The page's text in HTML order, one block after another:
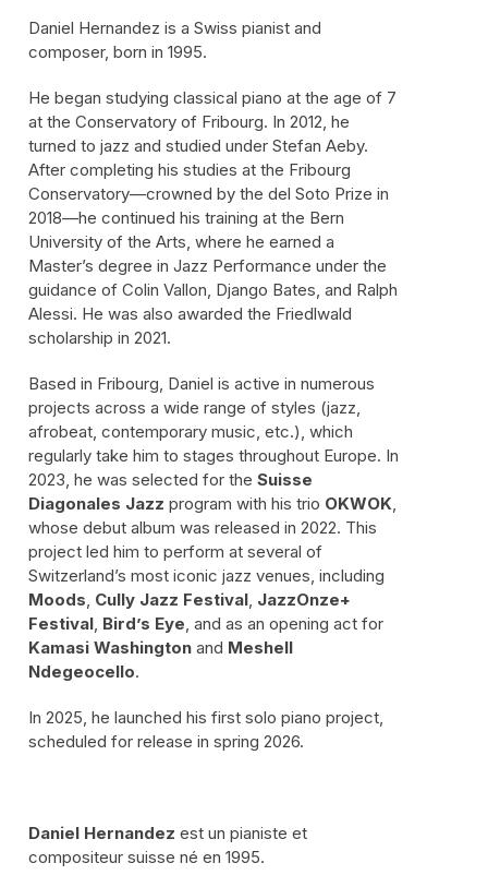
Daniel Hernandez is a Swiss pianist and
composer, born in 1995.
He began studying classical piano at the age of 7
at the Conservatory of Fribourg. In 2012, he
turned to jazz and studied under Stefan Aeby.
After completing his studies at the Fribourg
Conservatory—crowned by the del Soto Prize in
2018—he continued his training at the Bern
University of the Arts, where he earned a
Master’s degree in Jazz Performance under the
guidance of Colin Vallon, Django Bates, and Ralph
Alessi. He was also awarded the Friedlwald
scholarship in 2021.
Based in Fribourg, Daniel is active in numerous
projects across a wide range of styles (jazz,
afrobeat, contemporary music, etc.), which
regularly take him to stages throughout Europe. In
2023, he was selected for theSuisse
Diagonales Jazz program with his trio OKWOK
whose debut album was released in 2022. This
project led him to perform at several of
Switzerland’s most iconic jazz venues, including
Moods Cully Jazz Festival JazzOnze+
Festival Bird’s Eye , and as an opening act for
Kamasi Washington and Meshell
Ndegeocello.
In 2025, he launched his first solo piano project,
scheduled for release in spring 2026.
Daniel Hernandez est un pianiste et
compositeur suisse né en 1995.